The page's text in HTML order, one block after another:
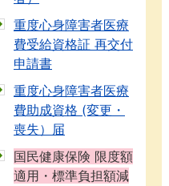
重度心身障害者医療
費受給資格証 再交付
申請書
重度心身障害者医療
費助成資格 (変更・
喪失）届
国民健康保険 限度額
適用・標準負担額減